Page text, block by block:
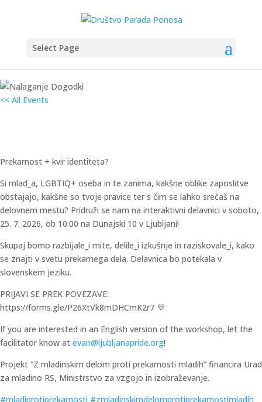
Select Page
<< All Events
Prekarnost + kvir identiteta?
Si mlad_a, LGBTIQ+ oseba in te zanima, kakšne oblike zaposlitve
obstajajo, kakšne so tvoje pravice ter s čim se lahko srečaš na
delovnem mestu? Pridruži se nam na interaktivni delavnici v soboto,
25. 7. 2026, ob 10:00 na Dunajski 10 v Ljubljani!
Skupaj bomo razbijale_i mite, delile_i izkušnje in raziskovale_i, kako
se znajti v svetu prekarnega dela. Delavnica bo potekala v
slovenskem jeziku.
PRIJAVI SE PREK POVEZAVE:
https://forms.gle/P26XtVk8mDHCmK2r7 💜
If you are interested in an English version of the workshop, let the
facilitator know at evan@ljubljanapride.org!
Projekt “Z mladinskim delom proti prekarnosti mladih” financira Urad
za mladino RS, Ministrstvo za vzgojo in izobraževanje.
#mladiprotiprekarnosti #zmladinskimdelomprotiprekarnostimladih